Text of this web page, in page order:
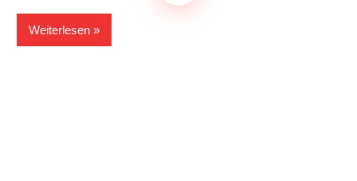
Weiterlesen